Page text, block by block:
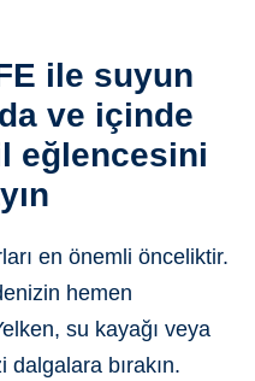
ile suyun
ve içinde
eğlencesini
en önemli önceliktir.
hemen
su kayağı veya
bırakın.